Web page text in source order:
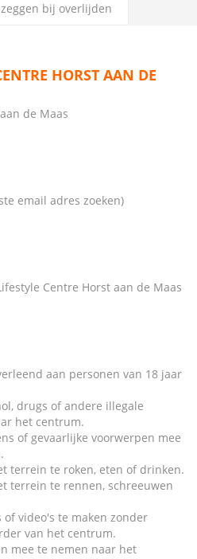
bij overlijden
HORST AAN DE
de Maas
email adres zoeken)
Centre Horst aan de Maas
aan personen van 18 jaar
drugs of andere illegale
het centrum.
of gevaarlijke voorwerpen mee
terrein te roken, eten of drinken.
terrein te rennen, schreeuwen
video's te maken zonder
van het centrum.
mee te nemen naar het